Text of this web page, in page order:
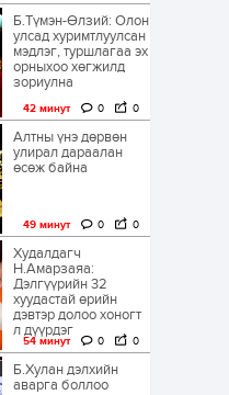
Б.Түмэн-Өлзий: Олон
улсад хуримтлуулсан
мэдлэг, туршлагаа эх
орныхоо хөгжилд
зориулна
42 минут 0 0
Алтны үнэ дөрвөн
улирал дараалан
өсөж байна
49 минут 0 0
Худалдагч
Н.Амарзаяа:
Дэлгүүрийн 32
хуудастай өрийн
дэвтэр долоо хоногт
л дүүрдэг
54 минут 0 0
Б.Хулан дэлхийн
аварга боллоо